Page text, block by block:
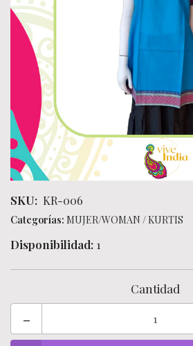
SKU: KR-006
Categorías: MUJER/WOMAN /KURTIS
Disponibilidad: 1
Cantidad
-